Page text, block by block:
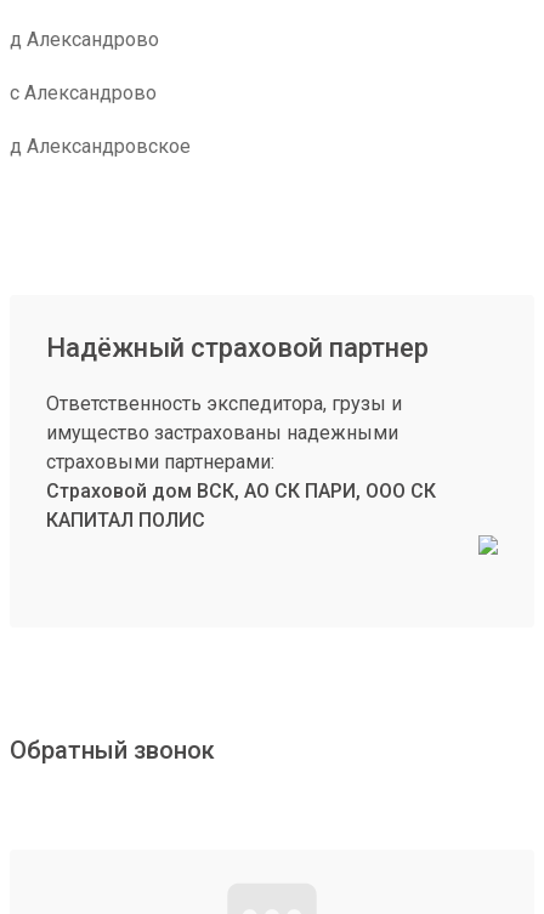
д Александрово
с Александрово
д Александровское
Надёжный страховой партнер
Ответственность экспедитора, грузы и
имущество застрахованы надежными
страховыми партнерами:
Страховой дом ВСК, АО СК ПАРИ, ООО СК
КАПИТАЛ ПОЛИС
Обратный звонок